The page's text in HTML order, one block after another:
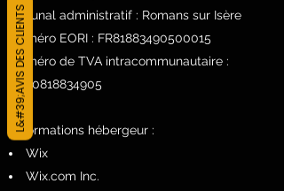
Tribunal administratif : Romans sur Isère
Numéro EORI : FR81883490500015
Numéro de TVA intracommunautaire :
FR00818834905
Informations hébergeur :
Wix
Wix.com Inc.
L&#39;AVIS DES CLIENTS